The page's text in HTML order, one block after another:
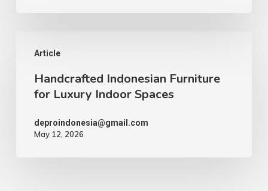
Article
Indonesian
Furniture
Luxury
Indoor
Handcrafted Indonesian Furniture
for Luxury Indoor Spaces
deproindonesia@gmail.com
May 12, 2026